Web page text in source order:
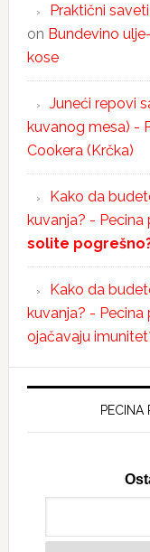
Praktični
on Bundevino
kose
Juneći repovi
kuvanog mesa) -
Cookera (Krčka)
Kako da
kuvanja? - Pecina
solite
Kako da
kuvanja? - Pecina
ojačavaju
PECINA